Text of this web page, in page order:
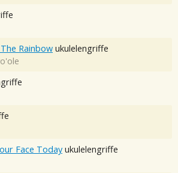
Rainbow ukulelengriffe
Face Today ukulelengriffe